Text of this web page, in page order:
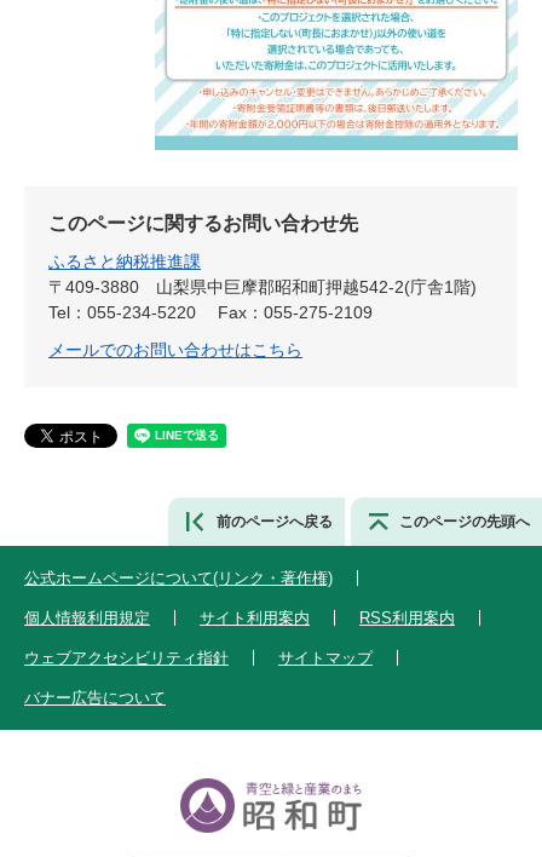
このページに関するお問い合わせ先
ふるさと納税推進課
〒409-3880
山梨県中巨摩郡昭和町押越542-2(庁舎1階)
Tel：055-234-5220
Fax：055-275-2109
メールでのお問い合わせはこちら
前のページへ戻る このページの先頭へ
公式ホームページについて(リンク・著作権)
個人情報利用規定 サイト利用案内 RSS利用案内
ウェブアクセシビリティ指針 サイトマップ
バナー広告について